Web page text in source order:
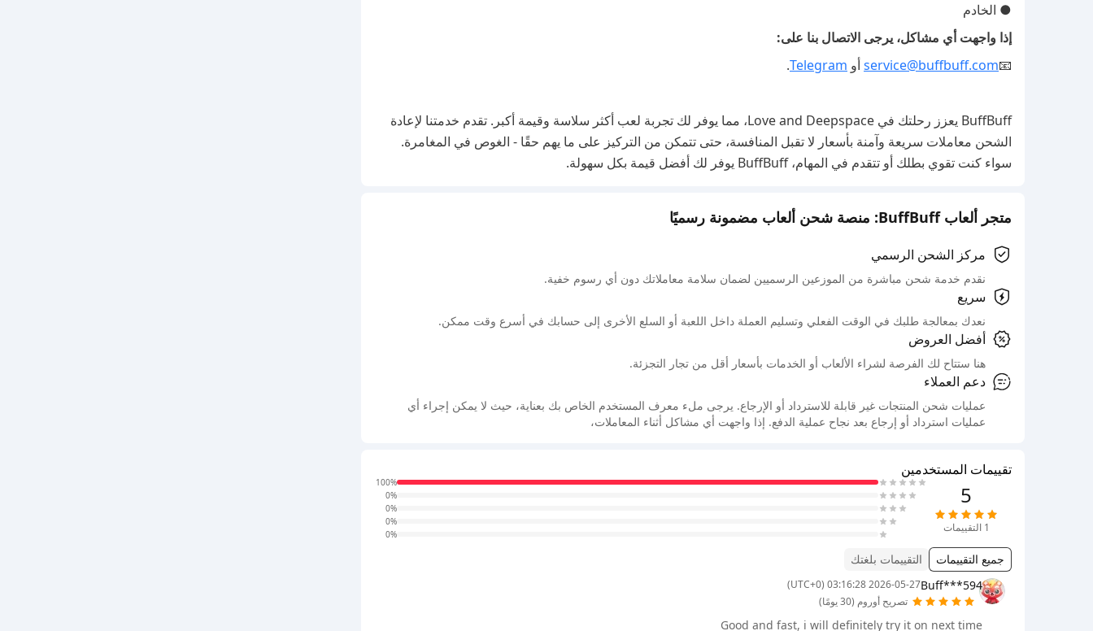
● الخادم
إذا واجهت أي مشاكل، يرجى الاتصال بنا على:
📧
service@buffbuff.comأو Telegram
.
BuffBuff يعزز رحلتك في Love and Deepspace، مما يوفر لك تجربة لعب أكثر سلاسة وقيمة أكبر. تقدم خدمتنا لإعادة
الشحن معاملات سريعة وآمنة بأسعار لا تقبل المنافسة، حتى تتمكن من التركيز على ما يهم حقًا - الغوص في المغامرة.
سواء كنت تقوي بطلك أو تتقدم في المهام، BuffBuff يوفر لك أفضل قيمة بكل سهولة.
متجر ألعاب BuffBuff: منصة شحن ألعاب مضمونة رسميًا
مركز الشحن الرسمي
نقدم خدمة شحن مباشرة من الموزعين الرسميين لضمان سلامة معاملاتك دون أي رسوم خفية.
سريع
نعدك بمعالجة طلبك في الوقت الفعلي وتسليم العملة داخل اللعبة أو السلع الأخرى إلى حسابك في أسرع وقت ممكن.
أفضل العروض
هنا ستتاح لك الفرصة لشراء الألعاب أو الخدمات بأسعار أقل من تجار التجزئة.
دعم العملاء
عمليات شحن المنتجات غير قابلة للاسترداد أو الإرجاع. يرجى ملء معرف المستخدم الخاص بك بعناية، حيث لا يمكن إجراء أي
عمليات استرداد أو إرجاع بعد نجاح عملية الدفع. إذا واجهت أي مشاكل أثناء المعاملات،
تقييمات المستخدمين
5
1 التقييمات
100%
0%
0%
0%
0%
جميع التقييمات
التقييمات بلغتك
Buff***594
2026-05-27 03:16:28 (UTC+0)
تصريح أوروم (30 يومًا)
Good and fast, i will definitely try it on next time